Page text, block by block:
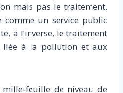
mais pas le traitement.
comme un service public
à l’inverse, le traitement
liée à la pollution et aux
feuille de niveau de